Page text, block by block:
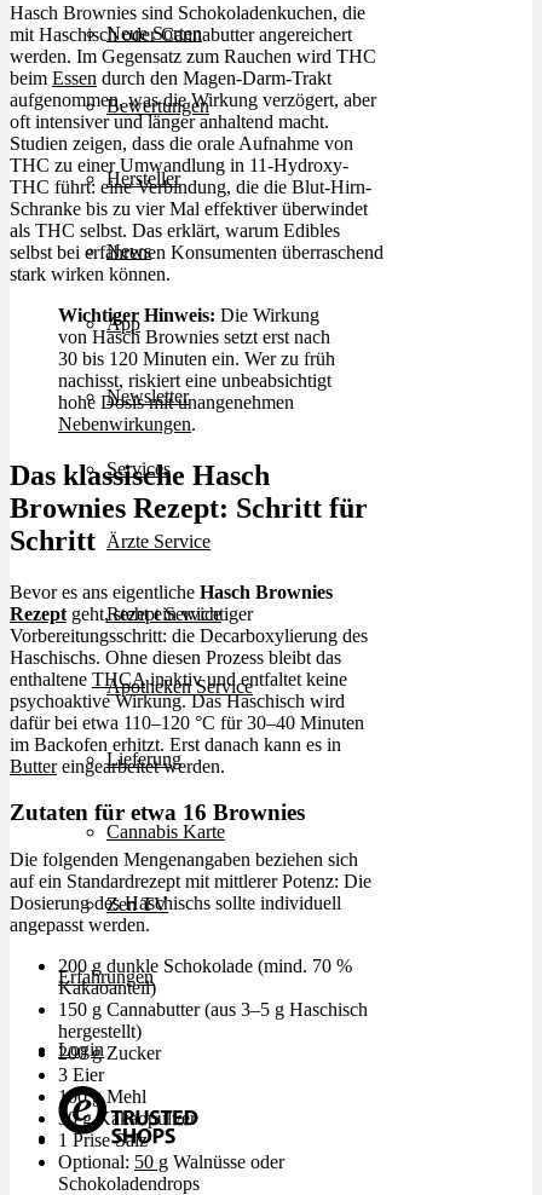
Neue Sorten
Bewertungen
Hersteller
News
App
Newsletter
Services
Ärzte Service
Rezept Service
Apotheken Service
Lieferung
Cannabis Karte
Zen TV
Erfahrungen
Login
Hasch Brownies sind Schokoladenkuchen, die
mit Haschisch oder Cannabutter angereichert
werden. Im Gegensatz zum Rauchen wird THC
beim Essen durch den Magen-Darm-Trakt
aufgenommen, was die Wirkung verzögert, aber
oft intensiver und länger anhaltend macht.
Studien zeigen, dass die orale Aufnahme von
THC zu einer Umwandlung in 11-Hydroxy-
THC führt: eine Verbindung, die die Blut-Hirn-
Schranke bis zu vier Mal effektiver überwindet
als THC selbst. Das erklärt, warum Edibles
selbst bei erfahrenen Konsumenten überraschend
stark wirken können.
Wichtiger Hinweis: Die Wirkung
von Hasch Brownies setzt erst nach
30 bis 120 Minuten ein. Wer zu früh
nachisst, riskiert eine unbeabsichtigt
hohe Dosis mit unangenehmen
Nebenwirkungen.
Das klassische Hasch
Brownies Rezept: Schritt für
Schritt
Bevor es ans eigentliche Hasch Brownies
Rezept geht, steht ein wichtiger
Vorbereitungsschritt: die Decarboxylierung des
Haschischs. Ohne diesen Prozess bleibt das
enthaltene THCAinaktiv und entfaltet keine
psychoaktive Wirkung. Das Haschisch wird
dafür bei etwa 110–120 °C für 30–40 Minuten
im Backofen erhitzt. Erst danach kann es in
Buttereingearbeitet werden.
Zutaten für etwa 16 Brownies
Die folgenden Mengenangaben beziehen sich
auf ein Standardrezept mit mittlerer Potenz: Die
Dosierung des Haschischs sollte individuell
angepasst werden.
200 g dunkle Schokolade (mind. 70 %
Kakaoanteil)
150 g Cannabutter (aus 3–5 g Haschisch
hergestellt)
200 g Zucker
3 Eier
100 g Mehl
30 g Kakaopulver
1 Prise Salz
Optional: 50 g Walnüsse oder
Schokoladendrops